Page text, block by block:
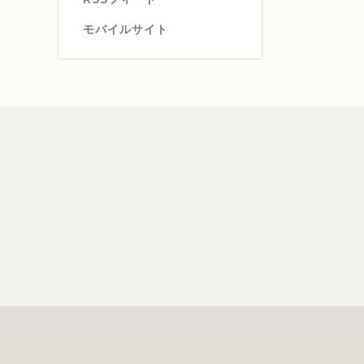
モバイルサイト